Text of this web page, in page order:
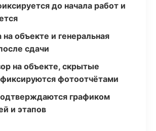
до начала работ и
на объекте и генеральная
сдачи
на объекте, скрытые
фотоотчётами
графиком
и этапов